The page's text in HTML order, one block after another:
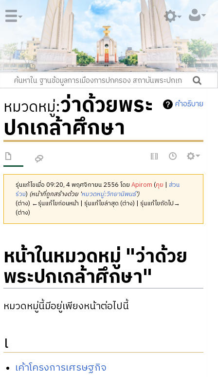
คำอธิบาย
หมวดหมู่:ว่าด้วยพระ
ปกเกล้าศึกษา
รุ่นแก้ไขเมื่อ 09:20, 4 พฤศจิกายน 2556 โดยApirom (คุย | ส่วน
ร่วม) (หน้าที่ถูกสร้างด้วย 'หมวดหมู่:วิทยานิพนธ์')
(ต่าง) ←รุ่นแก้ไขก่อนหน้า | รุ่นแก้ไขล่าสุด (ต่าง) | รุ่นแก้ไขถัดไป→
(ต่าง)
หน้าในหมวดหมู่ "ว่าด้วย
พระปกเกล้าศึกษา"
หมวดหมู่นี้มีอยู่เพียงหน้าต่อไปนี้
เ
เค้าโครงการเศรษฐกิจ